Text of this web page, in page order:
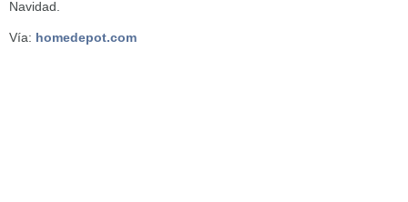
Navidad.
Vía: homedepot.com